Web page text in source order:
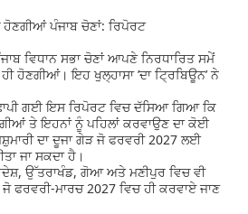
ਹੋਣਗੀਆਂ ਪੰਜਾਬ ਚੋਣਾਂ: ਰਿਪੋਰਟ
ਵਿਧਾਨ ਸਭਾ ਚੋਣਾਂ ਆਪਣੇ ਨਿਰਧਾਰਿਤ ਸਮੇਂ
ਹੋਣਗੀਆਂ। ਇਹ ਖੁਲ੍ਹਾਸਾ ’ਦਾ ਟ੍ਰਿਬਿਊਨ’ ਨੇ
ਗਈ ਇਸ ਰਿਪੋਰਟ ਵਿਚ ਦੱਸਿਆ ਗਿਆ ਕਿ
ਤੇ ਇਹਨਾਂ ਨੂੰ ਪਹਿਲਾਂ ਕਰਵਾਉਣ ਦਾ ਕੋਈ
ਦਾ ਦੂਜਾ ਗੇੜ ਜੋ ਫਰਵਰੀ 2027 ਲਈ
ਜਾ ਸਕਦਾ ਹੈ।
ਉੱਤਰਾਖੰਡ, ਗੋਆ ਅਤੇ ਮਣੀਪੁਰ ਵਿਚ ਵੀ
ਫਰਵਰੀ-ਮਾਰਚ 2027 ਵਿਚ ਹੀ ਕਰਵਾਏ ਜਾਣ